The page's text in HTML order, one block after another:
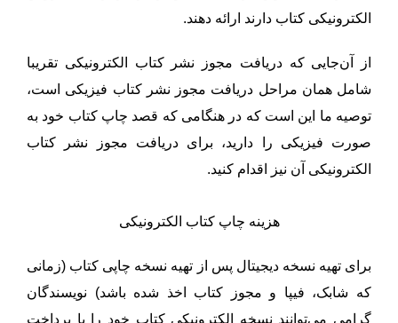
الکترونیکی کتاب دارند ارائه دهند.
از آن‌جایی که دریافت مجوز نشر کتاب الکترونیکی تقریبا
شامل همان مراحل دریافت مجوز نشر کتاب فیزیکی است،
توصیه ما این است که در هنگامی که قصد چاپ کتاب خود به
صورت فیزیکی را دارید، برای دریافت مجوز نشر کتاب
الکترونیکی آن نیز اقدام کنید.
هزینه چاپ کتاب الکترونیکی
برای تهیه نسخه دیجیتال پس از تهیه نسخه چاپی کتاب (زمانی
که شابک، فیپا و مجوز کتاب اخذ شده باشد) نویسندگان
گرامی می‌توانند نسخه الکترونیکی کتاب خود را یا پرداخت